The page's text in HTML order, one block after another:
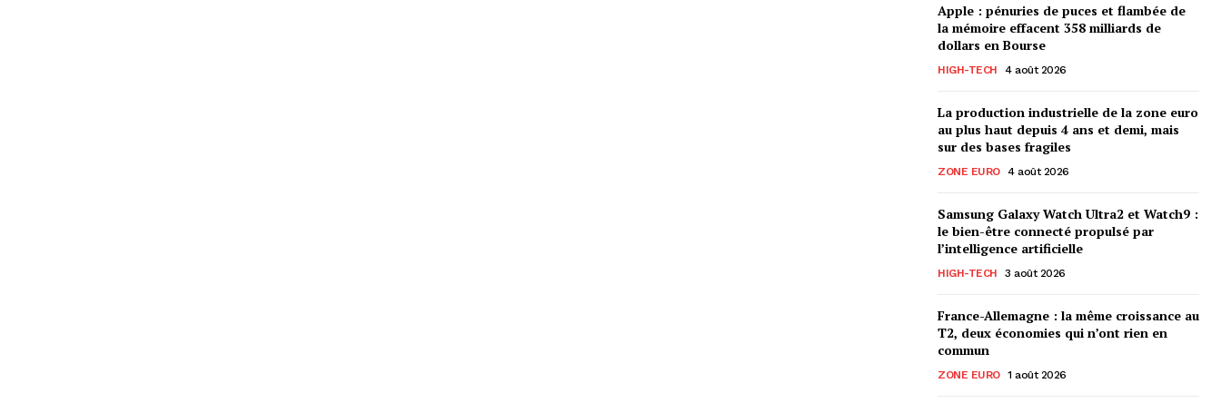
Apple : pénuries de puces et flambée de
la mémoire effacent 358 milliards de
dollars en Bourse
HIGH-TECH 4 août 2026
La production industrielle de la zone euro
au plus haut depuis 4 ans et demi, mais
sur des bases fragiles
ZONE EURO 4 août 2026
Samsung Galaxy Watch Ultra2 et Watch9 :
le bien-être connecté propulsé par
l’intelligence artificielle
HIGH-TECH 3 août 2026
France-Allemagne : la même croissance au
T2, deux économies qui n’ont rien en
commun
ZONE EURO 1 août 2026